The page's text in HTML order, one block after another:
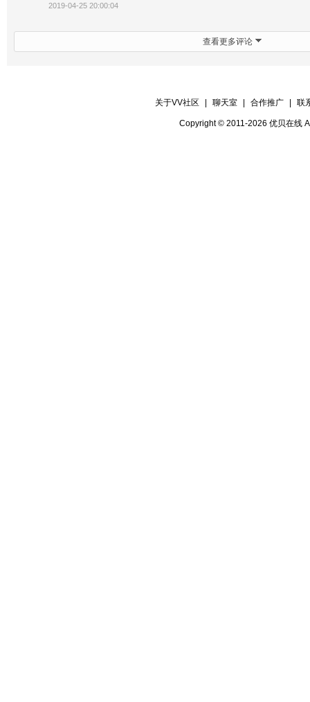
2019-04-25 20:00:04
查看更多评论
关于VV社区 聊天室 合作推广 联
Copyright © 2011-2026 优贝在线